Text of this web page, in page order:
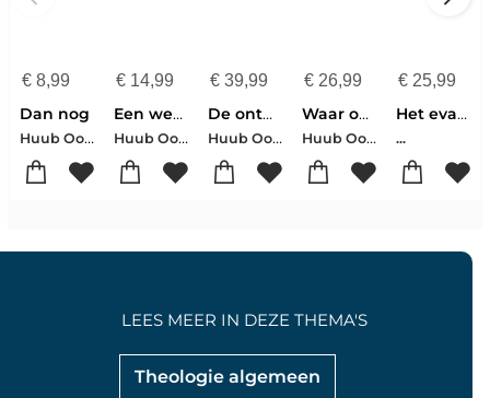
€8,99
Dan nog
Huub Oosterhuis
€14,99
Een weg van dagen
Huub Oosterhuis
€ 39,99
De ontdekking van de aarde
Huub Oosterhuis
€ 26,99
Waar onze doden zijn
Huub Oosterhuis
€ 25,99
Het evangelie van Lukas
...
Theologie algemeen
LEES MEER IN DEZE THEMA'S